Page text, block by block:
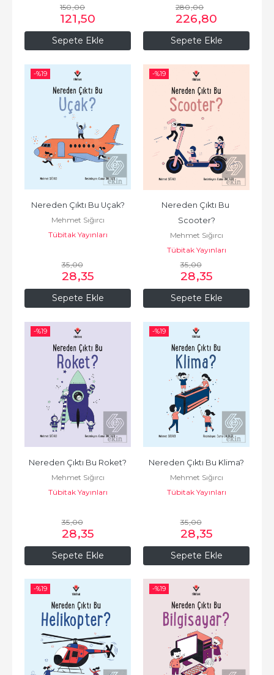
Sepete Ekle
150,00
121,50
Sepete Ekle
280,00
226,80
-%19
Sepete Ekle
Nereden Çıktı Bu Uçak?
Mehmet Sığırcı
Tübitak Yayınları
35,00
28,35
-%19
Sepete Ekle
Nereden Çıktı Bu
Scooter?
Mehmet Sığırcı
Tübitak Yayınları
35,00
28,35
-%19
Sepete Ekle
Nereden Çıktı Bu Roket?
Mehmet Sığırcı
Tübitak Yayınları
35,00
28,35
-%19
Sepete Ekle
Nereden Çıktı Bu Klima?
Mehmet Sığırcı
Tübitak Yayınları
35,00
28,35
-%19 -%19